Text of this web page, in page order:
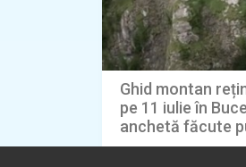
Ghid montan
pe 11 iulie în
anchetă făcute